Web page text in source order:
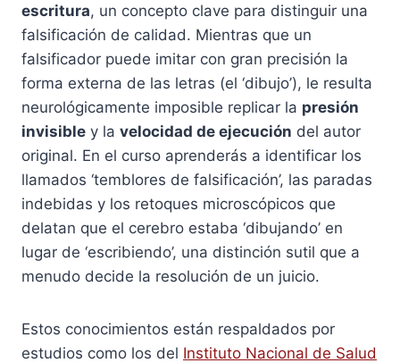
escritura, un concepto clave para distinguir una
falsificación de calidad. Mientras que un
falsificador puede imitar con gran precisión la
forma externa de las letras (el ‘dibujo’), le resulta
neurológicamente imposible replicar la presión
invisible y la velocidad de ejecución del autor
original. En el curso aprenderás a identificar los
llamados ‘temblores de falsificación’, las paradas
indebidas y los retoques microscópicos que
delatan que el cerebro estaba ‘dibujando’ en
lugar de ‘escribiendo’, una distinción sutil que a
menudo decide la resolución de un juicio.
Estos conocimientos están respaldados por
estudios como los del Instituto Nacional de Salud